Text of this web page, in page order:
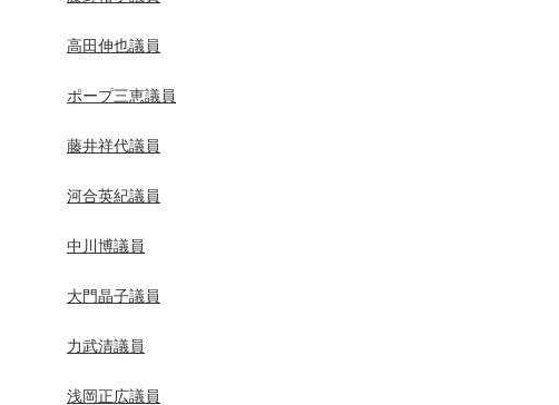
高田伸也議員
ポープ三恵議員
藤井祥代議員
河合英紀議員
中川博議員
大門晶子議員
力武清議員
浅岡正広議員